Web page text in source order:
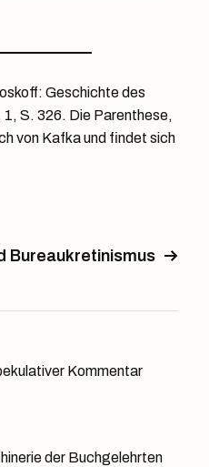
Geschichte des
S. 326. Die Parenthese,
von Kafka und findet sich
Bureaukretinismus
Kommentar
der Buchgelehrten